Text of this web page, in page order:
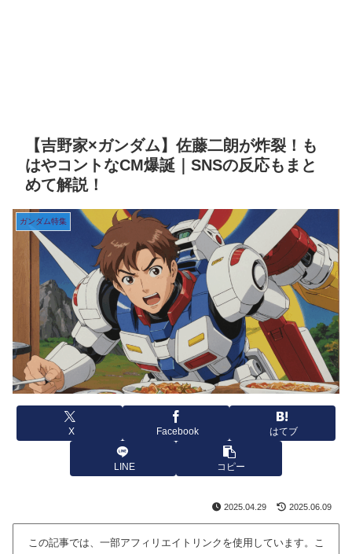
【吉野家×ガンダム】佐藤二朗が炸裂！も
はやコントなCM爆誕｜SNSの反応もまと
めて解説！
ガンダム特集
X Facebook はてブ
LINE コピー
2025.04.29 2025.06.09
この記事では、一部アフィリエイトリンクを使用しています。こ